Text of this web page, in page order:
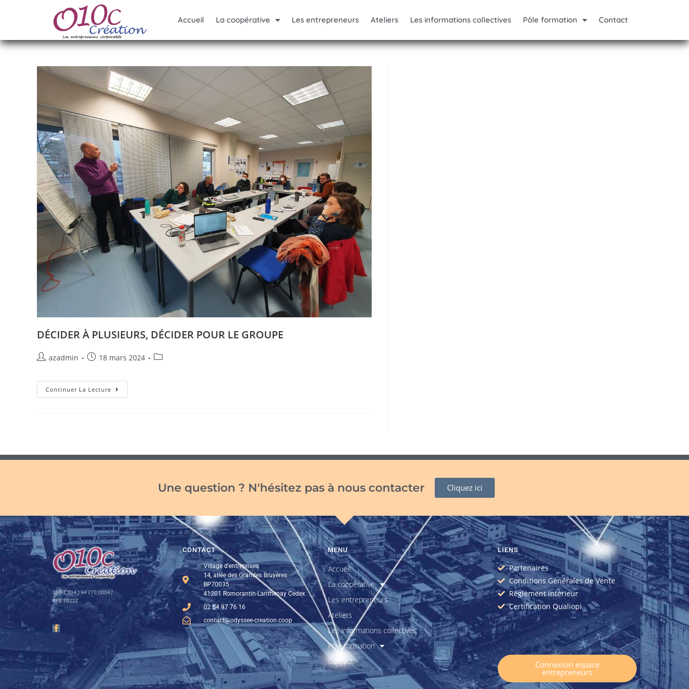
Accueil La coopérative Les entrepreneurs Ateliers Les informations collectives Pôle formation Contact
DÉCIDER À PLUSIEURS, DÉCIDER POUR LE GROUPE
azadmin 18 mars 2024
Continuer La Lecture
Une question ? N'hésitez pas à nous contacter Cliquez ici
SIRET 504 194 770 00047
APE 7022Z
CONTACT
Village d'entreprises
14, allée des Grandes Bruyères
BP70035
41201 Romorantin-Lanthenay Cedex
02 54 97 76 16
contact@odyssee-creation.coop
MENU
Accueil
La coopérative
Les entrepreneurs
Ateliers
Les informations collectives
Pôle formation
Contact
LIENS
Partenaires
Conditions Générales de Vente
Règlement intérieur
Certification Qualiopi
Connexion espace
entrepreneurs